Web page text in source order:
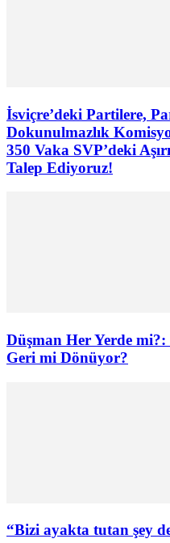
İsviçre’deki Partilere,
Dokunulmazlık
350 Vaka SVP’deki
Talep Ediyoruz!
Düşman Her Yerde mi?:
Geri mi Dönüyor?
“Bizi ayakta tutan şey